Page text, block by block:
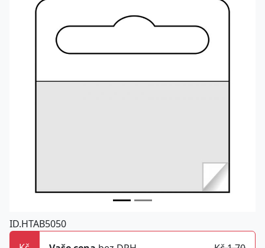
ID.HTAB5050